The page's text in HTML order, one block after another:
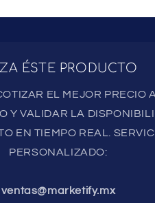
ÉSTE PRODUCTO
EL MEJOR PRECIO
Y VALIDAR LA
EN TIEMPO REAL.
PERSONALIZADO:
ventas@marketify.mx